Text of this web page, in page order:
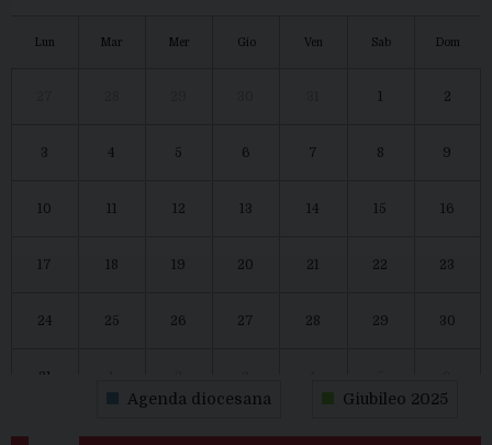
Lun Mar Mer Gio Ven Sab Dom
2
3 4 5 6 7 8 9
10 12 13 14 15 16
17 18 19 20 21 22 23
24 25 26 27 28 29 30
31
Agenda diocesana Giubileo 2025